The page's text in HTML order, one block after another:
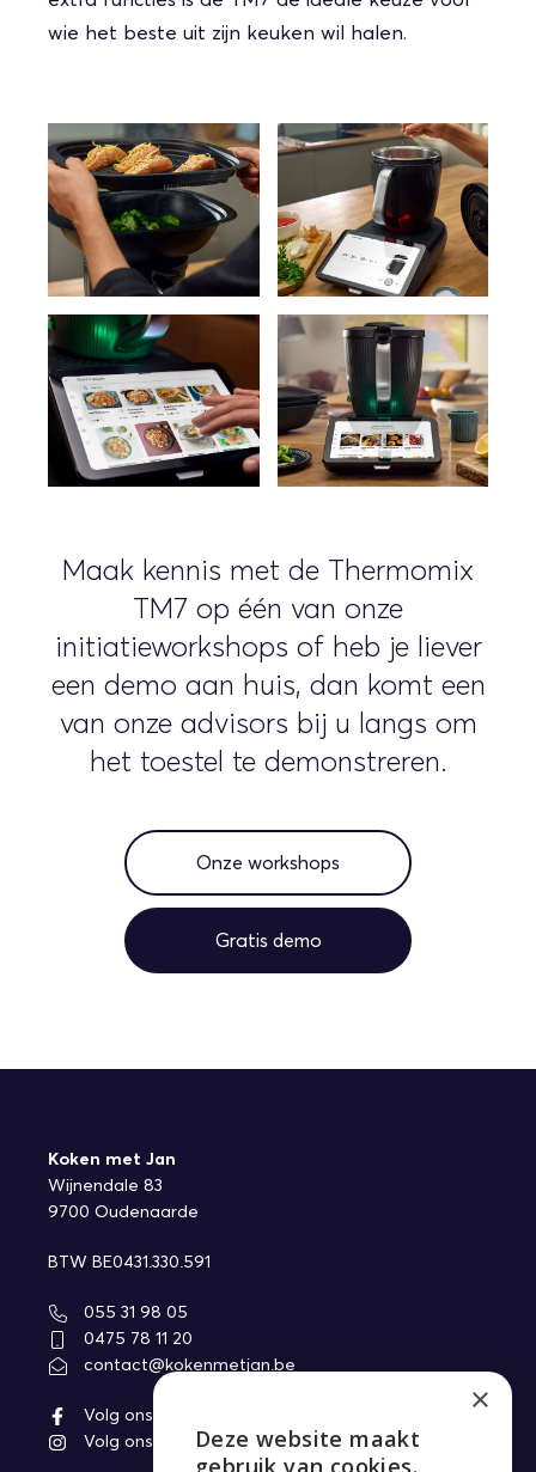
wie het beste uit zijn keuken wil halen.
Maak kennis met de Thermomix
TM7 op één van onze
initiatieworkshops of heb je liever
een demo aan huis, dan komt een
van onze advisors bij u langs om
het toestel te demonstreren.
Onze workshops
Gratis demo
Koken met Jan
Wijnendale 83
9700 Oudenaarde
BTW BE0431.330.591
055 31 98 05
0475 78 11 20
contact@kokenmetjan.be
Volg ons op Facebook
Volg ons op Instagram
ENGLISH
×
Deze website maakt
gebruik van cookies.